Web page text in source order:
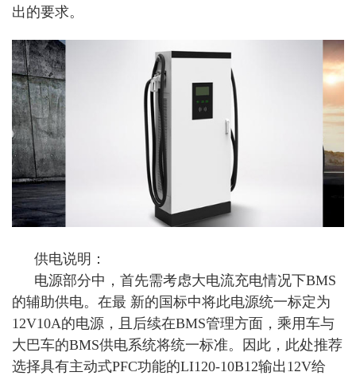
出的要求。
供电说明：
电源部分中，首先需考虑大电流充电情况下BMS
的辅助供电。在最 新的国标中将此电源统一标定为
12V10A的电源，且后续在BMS管理方面，乘用车与
大巴车的BMS供电系统将统一标准。因此，此处推荐
选择具有主动式PFC功能的LI120-10B12输出12V给